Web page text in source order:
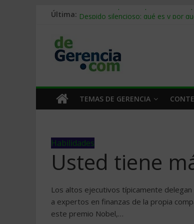
Última: Stablecoins para empresas: cómo
Trabajo forzoso en la cadena de
Mercado hispano de EE. UU.:
TEMAS DE GERENCIA
Habilidades
Usted tiene
Los altos ejecutivos típicamente
a expertos en finanzas de la propia
este premio Nobel,…